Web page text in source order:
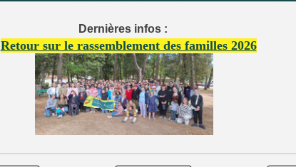
Dernières infos :
Retour sur le rassemblement des familles 2026